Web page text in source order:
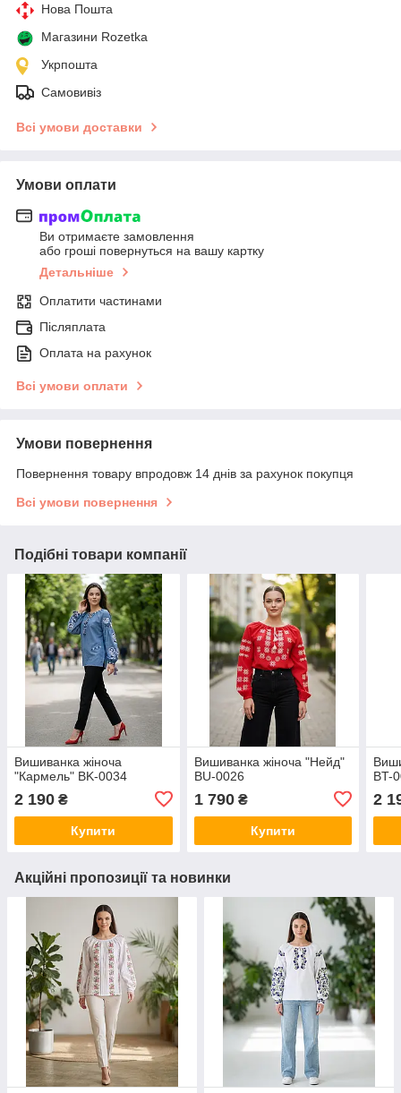
Нова Пошта
Магазини Rozetka
Укрпошта
Самовивіз
Всі умови доставки
Умови оплати
Ви отримаєте замовлення
або гроші повернуться на вашу картку
Детальніше
Оплатити частинами
Післяплата
Оплата на рахунок
Всі умови оплати
Умови повернення
Повернення товару впродовж 14 днів за рахунок покупця
Всі умови повернення
Подібні товари компанії
Вишиванка жіноча
"Кармель" BK-0034
2 190 ₴
Купити
Вишиванка жіноча "Нейд"
BU-0026
1 790₴
Купити
BT-
2
Акційні пропозиції та новинки